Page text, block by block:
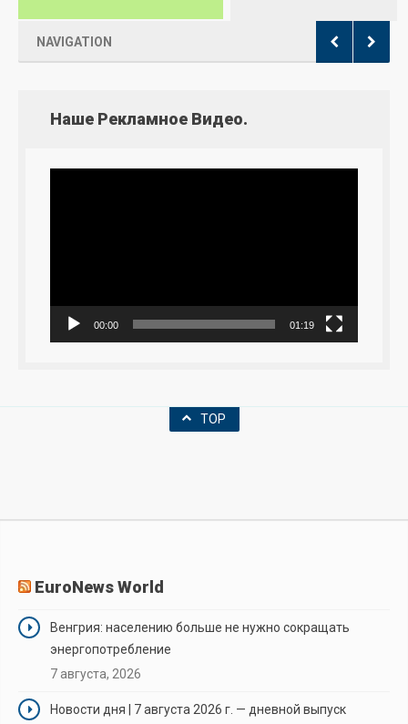
NAVIGATION
Наше Рекламное Видео.
00:00 01:19
TOP
EuroNews World
Венгрия: населению больше не нужно сокращать
энергопотребление
7 августа, 2026
Новости дня | 7 августа 2026 г. — дневной выпуск